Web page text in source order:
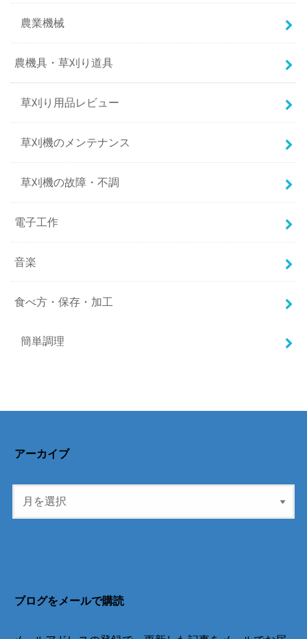
農業機械
農機具・草刈り道具
草刈り用品レビュー
草刈機のメンテナンス
草刈機の故障・不調
電子工作
音楽
食べ方・保存・加工
簡単調理
アーカイブ
ブログをメールで購読